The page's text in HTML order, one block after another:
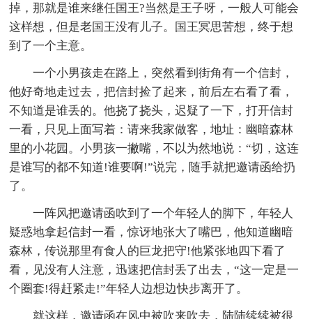
掉，那就是谁来继任国王?当然是王子呀，一般人可能会
这样想，但是老国王没有儿子。国王冥思苦想，终于想
到了一个主意。
一个小男孩走在路上，突然看到街角有一个信封，
他好奇地走过去，把信封捡了起来，前后左右看了看，
不知道是谁丢的。他挠了挠头，迟疑了一下，打开信封
一看，只见上面写着：请来我家做客，地址：幽暗森林
里的小花园。小男孩一撇嘴，不以为然地说：“切，这连
是谁写的都不知道!谁要啊!”说完，随手就把邀请函给扔
了。
一阵风把邀请函吹到了一个年轻人的脚下，年轻人
疑惑地拿起信封一看，惊讶地张大了嘴巴，他知道幽暗
森林，传说那里有食人的巨龙把守!他紧张地四下看了
看，见没有人注意，迅速把信封丢了出去，“这一定是一
个圈套!得赶紧走!”年轻人边想边快步离开了。
就这样，邀请函在风中被吹来吹去，陆陆续续被很